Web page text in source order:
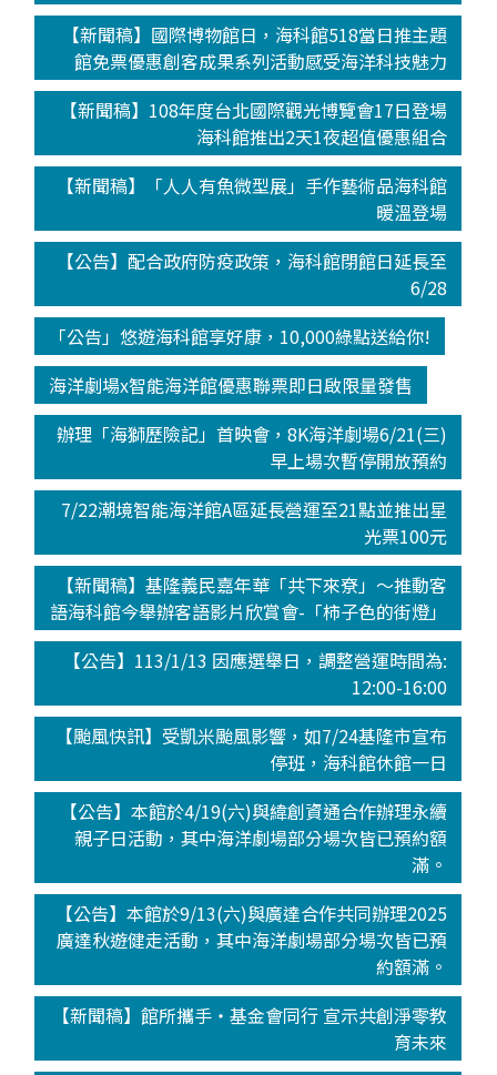
【新聞稿】國際博物館日，海科館518當日推主題
館免票優惠創客成果系列活動感受海洋科技魅力
【新聞稿】108年度台北國際觀光博覽會17日登場
海科館推出2天1夜超值優惠組合
【新聞稿】「人人有魚微型展」手作藝術品海科館
暖溫登場
【公告】配合政府防疫政策，海科館閉館日延長至
6/28
「公告」悠遊海科館享好康，10,000綠點送給你!
海洋劇場x智能海洋館優惠聯票即日啟限量發售
辦理「海獅歷險記」首映會，8K海洋劇場6/21(三)
早上場次暫停開放預約
7/22潮境智能海洋館A區延長營運至21點並推出星
光票100元
【新聞稿】基隆義民嘉年華「共下來尞」～推動客
語海科館今舉辦客語影片欣賞會-「柿子色的街燈」
【公告】113/1/13 因應選舉日，調整營運時間為:
12:00-16:00
【颱風快訊】受凱米颱風影響，如7/24基隆市宣布
停班，海科館休館一日
【公告】本館於4/19(六)與緯創資通合作辦理永續
親子日活動，其中海洋劇場部分場次皆已預約額
滿。
【公告】本館於9/13(六)與廣達合作共同辦理2025
廣達秋遊健走活動，其中海洋劇場部分場次皆已預
約額滿。
【新聞稿】館所攜手‧基金會同行 宣示共創淨零教
育未來